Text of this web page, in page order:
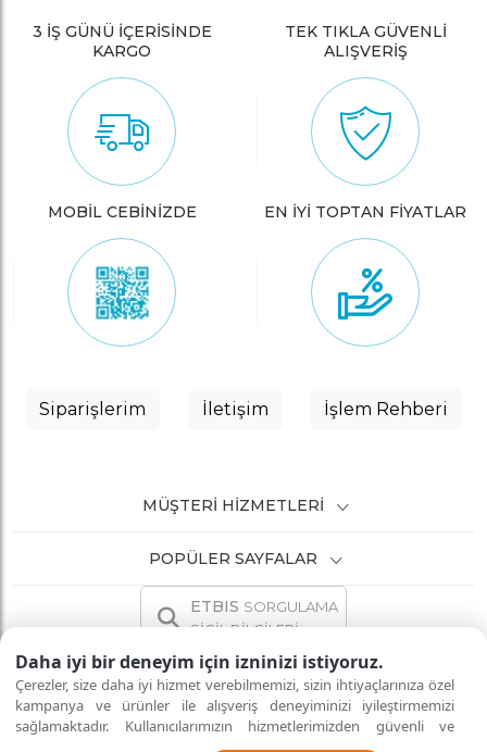
Daha iyi bir deneyim için izninizi istiyoruz.
Çerezler, size daha iyi hizmet verebilmemizi, sizin ihtiyaçlarınıza özel
kampanya ve ürünler ile alışveriş deneyiminizi iyileştirmemizi
sağlamaktadır. Kullanıcılarımızın hizmetlerimizden güvenli ve
eksiksiz şekilde faydalanmalarını sağlamak amacıyla sitemizi
3 İŞ GÜNÜ İÇERİSİNDE
KARGO
TEK TIKLA GÜVENLİ
ALIŞVERİŞ
MOBİL CEBİNİZDE EN İYİ TOPTAN FİYATLAR
Siparişlerim İletişim İşlem Rehberi
MÜŞTERI HIZMETLERI
POPÜLER SAYFALAR
ETBIS SORGULAMA
SİCİL BİLGİLERİ
İNTERNETTE GÜVENLİ ALIŞVERİŞ